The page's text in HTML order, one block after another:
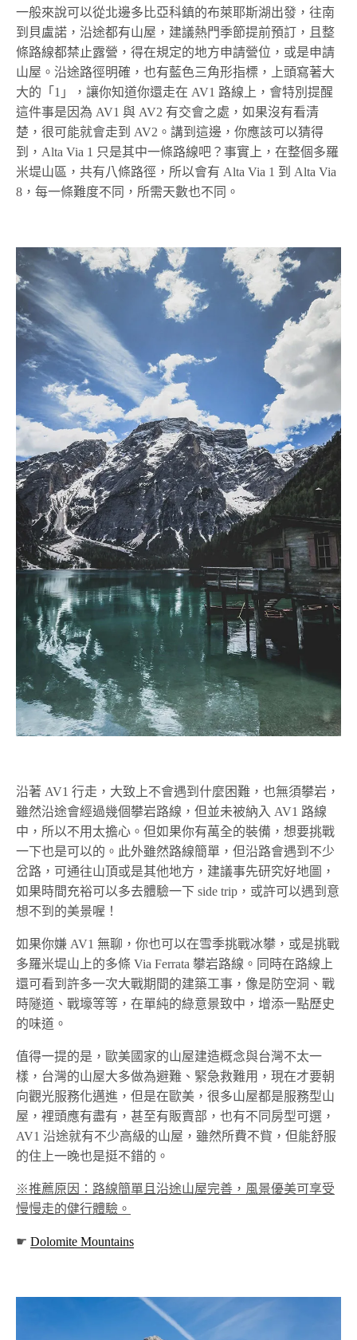
一般來說可以從北邊多比亞科鎮的布萊耶斯湖出發，往南
到貝盧諾，沿途都有山屋，建議熱門季節提前預訂，且整
條路線都禁止露營，得在規定的地方申請營位，或是申請
山屋。沿途路徑明確，也有藍色三角形指標，上頭寫著大
大的「1」，讓你知道你還走在 AV1 路線上，會特別提醒
這件事是因為 AV1 與 AV2 有交會之處，如果沒有看清
楚，很可能就會走到 AV2。講到這邊，你應該可以猜得
到，Alta Via 1 只是其中一條路線吧？事實上，在整個多羅
米堤山區，共有八條路徑，所以會有 Alta Via 1 到 Alta Via
8，每一條難度不同，所需天數也不同。
沿著 AV1 行走，大致上不會遇到什麼困難，也無須攀岩，
雖然沿途會經過幾個攀岩路線，但並未被納入 AV1 路線
中，所以不用太擔心。但如果你有萬全的裝備，想要挑戰
一下也是可以的。此外雖然路線簡單，但沿路會遇到不少
岔路，可通往山頂或是其他地方，建議事先研究好地圖，
如果時間充裕可以多去體驗一下 side trip，或許可以遇到意
想不到的美景喔！
如果你嫌 AV1 無聊，你也可以在雪季挑戰冰攀，或是挑戰
多羅米堤山上的多條 Via Ferrata 攀岩路線。同時在路線上
還可看到許多一次大戰期間的建築工事，像是防空洞、戰
時隧道、戰壕等等，在單純的綠意景致中，增添一點歷史
的味道。
值得一提的是，歐美國家的山屋建造概念與台灣不太一
樣，台灣的山屋大多做為避難、緊急救難用，現在才要朝
向觀光服務化邁進，但是在歐美，很多山屋都是服務型山
屋，裡頭應有盡有，甚至有販賣部，也有不同房型可選，
AV1 沿途就有不少高級的山屋，雖然所費不貲，但能舒服
的住上一晚也是挺不錯的。
※推薦原因：路線簡單且沿途山屋完善，風景優美可享受
慢慢走的健行體驗。
☛Dolomite Mountains